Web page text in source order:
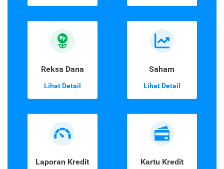
Reksa Dana
Lihat Detail
Saham
Lihat Detail
Laporan Kredit Kartu Kredit